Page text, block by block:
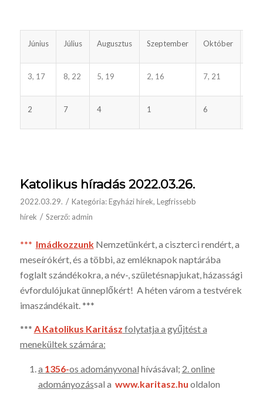
Június Július Augusztus Szeptember Október
3, 17 8, 22 5, 19 2, 16 7, 21
2 7 4 1 6
Katolikus híradás 2022.03.26.
2022.03.29. / Kategória:Egyházi hírek, Legfrissebb
hírek / Szerző: admin
*** ImádkozzunkNemzetünkért, a ciszterci rendért, a
meseíró­kért, és a többi, az emléknapok naptárába
foglalt szándékokra, a név-, születésnap­jukat, há­zassági
évfordu­lójukat ünneplők­ért! A hé­ten várom a testvérek
imaszándékait. ***
*** A Katolikus Karitász folytatja a gyűjtést a
menekültek szá­mára:
a 1356-os adományvonal hívásával; 2. online
adományozással a www.karitasz.hu oldalon